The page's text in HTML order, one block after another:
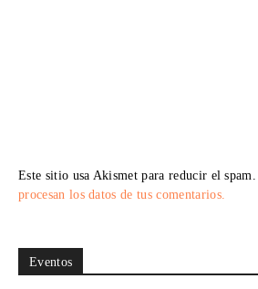
Este sitio usa Akismet para reducir el
procesan los datos de tus comentarios.
Eventos